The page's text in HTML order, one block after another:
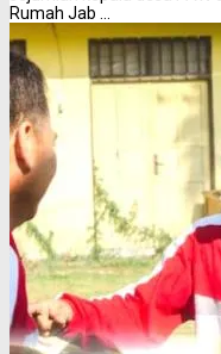
Rumah Jab ...